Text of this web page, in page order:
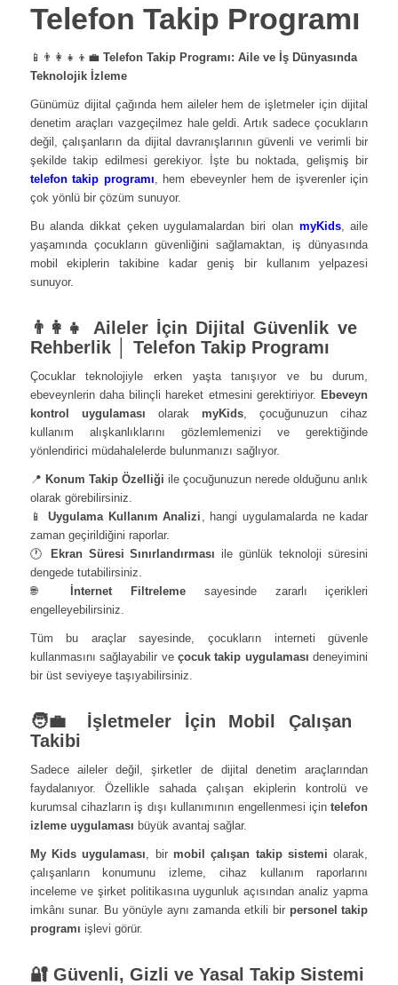
Telefon Takip Programı
📱👨‍👩‍👧‍👦💼 Telefon Takip Programı: Aile ve İş Dünyasında
Teknolojik İzleme
Günümüz dijital çağında hem aileler hem de işletmeler için dijital
denetim araçları vazgeçilmez hale geldi. Artık sadece çocukların
değil, çalışanların da dijital davranışlarının güvenli ve verimli bir
şekilde takip edilmesi gerekiyor. İşte bu noktada, gelişmiş bir
telefon takip programı , hem ebeveynler hem de işverenler için
çok yönlü bir çözüm sunuyor.
Bu alanda dikkat çeken uygulamalardan biri olan myKids, aile
yaşamında çocukların güvenliğini sağlamaktan, iş dünyasında
mobil ekiplerin takibine kadar geniş bir kullanım yelpazesi
sunuyor.
👨‍👩‍👧 Aileler İçin Dijital Güvenlik ve
Rehberlik │ Telefon Takip Programı
Çocuklar teknolojiyle erken yaşta tanışıyor ve bu durum,
ebeveynlerin daha bilinçli hareket etmesini gerektiriyor.Ebeveyn
kontrol uygulaması olarak myKids , çocuğunuzun cihaz
kullanım alışkanlıklarını gözlemlemenizi ve gerektiğinde
yönlendirici müdahalelerde bulunmanızı sağlıyor.
📍 Konum Takip Özelliği ile çocuğunuzun nerede olduğunu anlık
olarak görebilirsiniz.
📱Uygulama Kullanım Analizi , hangi uygulamalarda ne kadar
zaman geçirildiğini raporlar.
🕐
Ekran Süresi Sınırlandırması ile günlük teknoloji süresini
dengede tutabilirsiniz.
🌐
İnternet Filtreleme sayesinde zararlı içerikleri
engelleyebilirsiniz.
Tüm bu araçlar sayesinde, çocukların interneti güvenle
kullanmasını sağlayabilir ve çocuk takip uygulaması deneyimini
bir üst seviyeye taşıyabilirsiniz.
🧑‍💼 İşletmeler İçin Mobil Çalışan
Takibi
Sadece aileler değil, şirketler de dijital denetim araçlarından
faydalanıyor. Özellikle sahada çalışan ekiplerin kontrolü ve
kurumsal cihazların iş dışı kullanımının engellenmesi içintelefon
izleme uygulaması büyük avantaj sağlar.
My Kids uygulaması , bir mobil çalışan takip sistemi olarak,
çalışanların konumunu izleme, cihaz kullanım raporlarını
inceleme ve şirket politikasına uygunluk açısından analiz yapma
imkânı sunar. Bu yönüyle aynı zamanda etkili bir personel takip
programı işlevi görür.
🔐 Güvenli, Gizli ve Yasal Takip Sistemi